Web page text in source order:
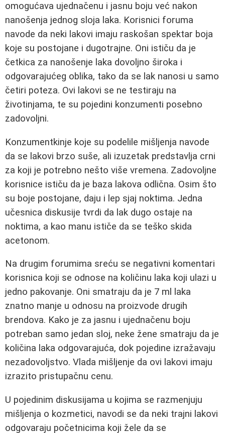
omogućava ujednačenu i jasnu boju već nakon
nanošenja jednog sloja laka. Korisnici foruma
navode da neki lakovi imaju raskošan spektar boja
koje su postojane i dugotrajne. Oni ističu da je
četkica za nanošenje laka dovoljno široka i
odgovarajućeg oblika, tako da se lak nanosi u samo
četiri poteza. Ovi lakovi se ne testiraju na
životinjama, te su pojedini konzumenti posebno
zadovoljni.
Konzumentkinje koje su podelile mišljenja navode
da se lakovi brzo suše, ali izuzetak predstavlja crni
za koji je potrebno nešto više vremena. Zadovoljne
korisnice ističu da je baza lakova odlična. Osim što
su boje postojane, daju i lep sjaj noktima. Jedna
učesnica diskusije tvrdi da lak dugo ostaje na
noktima, a kao manu ističe da se teško skida
acetonom.
Na drugim forumima sreću se negativni komentari
korisnica koji se odnose na količinu laka koji ulazi u
jedno pakovanje. Oni smatraju da je 7 ml laka
znatno manje u odnosu na proizvode drugih
brendova. Kako je za jasnu i ujednačenu boju
potreban samo jedan sloj, neke žene smatraju da je
količina laka odgovarajuća, dok pojedine izražavaju
nezadovoljstvo. Vlada mišljenje da ovi lakovi imaju
izrazito pristupačnu cenu.
U pojedinim diskusijama u kojima se razmenjuju
mišljenja o kozmetici, navodi se da neki trajni lakovi
odgovaraju početnicima koji žele da se